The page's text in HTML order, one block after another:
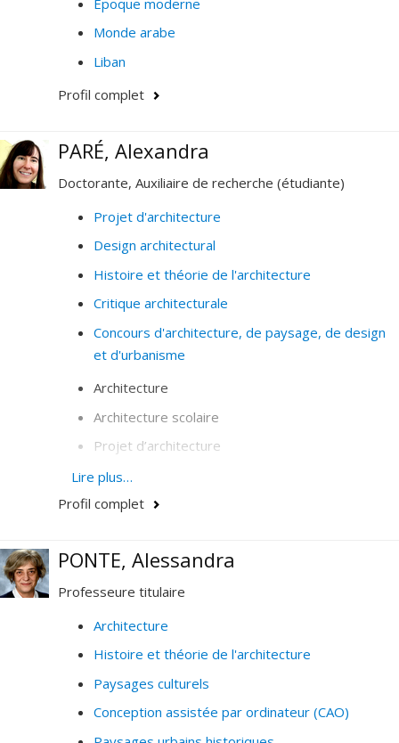
Monde arabe
Liban
Profil complet
PARÉ, Alexandra
Doctorante, Auxiliaire de recherche (étudiante)
Projet d'architecture
Design architectural
Histoire et théorie de l'architecture
Critique architecturale
Concours d'architecture, de paysage, de design
et d'urbanisme
Architecture
Architecture scolaire
Projet d’architecture
Histoire et théorie de l’architecture
Ccritique architecturale
Concours d’architecture
Prix d’excellence
Lire plus…
Profil complet
PONTE, Alessandra
Professeure titulaire
Architecture
Histoire et théorie de l'architecture
Paysages culturels
Conception assistée par ordinateur (CAO)